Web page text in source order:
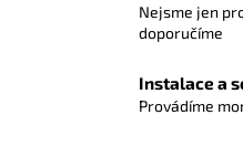
Nejsme jen
doporučíme
Instalace a
Provádíme